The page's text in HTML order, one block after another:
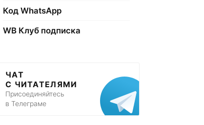
Код WhatsApp
WB Клуб подписка
ЧАТ
С ЧИТАТЕЛЯМИ
Присоединяйтесь
в Телеграме